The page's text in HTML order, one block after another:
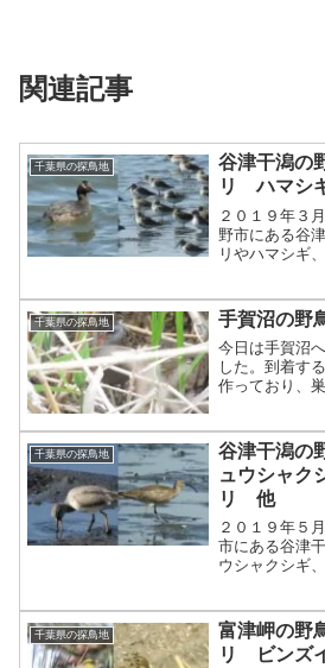
関連記事
千葉県の探鳥地
谷津干潟の
リ ハマシ
２０１９年３
野市にある谷
リやハマシギ
千葉県の探鳥地 手賀沼の
今日は手賀沼
した。到着す
作っており、
まだ残ってい
の高いモズ。
千葉県の探鳥地
谷津干潟
ュウシャク
リ 他
２０１９年５
市にある谷津
ウシャクシギ
千葉県の探鳥地
富津岬の
リ ビンズ